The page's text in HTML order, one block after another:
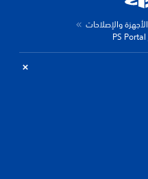
الأجهزة والإصلاحات